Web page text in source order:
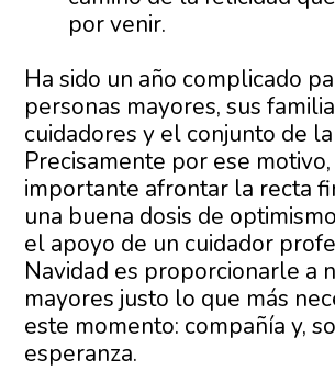
por venir.
Ha sido un año complicado
personas mayores, sus
cuidadores y el conjunto de
Precisamente por ese motivo,
importante afrontar la recta
una buena dosis de
el apoyo de un cuidador
Navidad es proporcionarle a
mayores justo lo que más
este momento: compañía y,
esperanza.